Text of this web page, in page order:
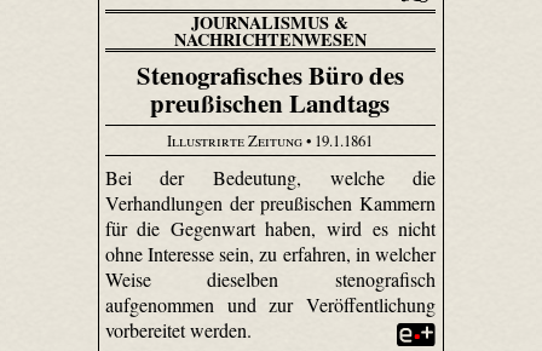
JOURNALISMUS &
NACHRICHTENWESEN
Stenografisches Büro des
preußischen Landtags
Illustrirte Zeitung• 19.1.1861
Bei der Bedeutung, welche die
Verhandlungen der preußischen Kammern
für die Gegenwart haben, wird es nicht
ohne Interesse sein, zu erfahren, in welcher
Weise dieselben stenografisch
aufgenommen und zur Veröffentlichung
vorbereitet werden.